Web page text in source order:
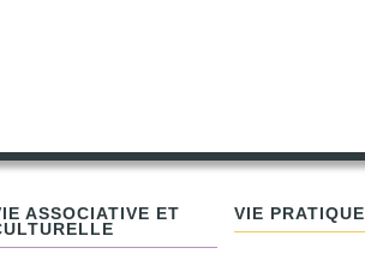
ASSOCIATIVE ET
VIE PRATIQUE